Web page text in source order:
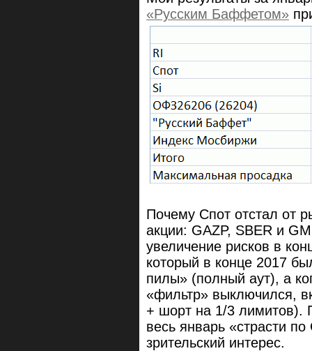
«Русским Баффетом»
Почему Спот отстал от
акции: GAZP, SBER и
увеличение рисков в
который в конце 2017
пилы» (полный аут), а
«фильтр» выключился,
+ шорт на 1/3 лимитов).
весь январь «страсти
зрительский интерес.